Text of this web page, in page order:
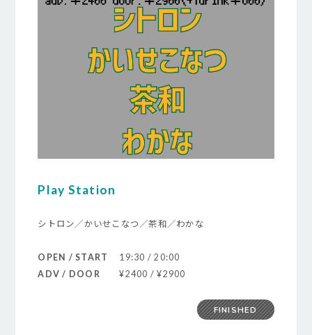
Play Station
シトロン／かいせこなつ／茶和／わかな
OPEN / START
19:30 / 20:00
ADV / DOOR
¥2400 / ¥2900
FINISHED